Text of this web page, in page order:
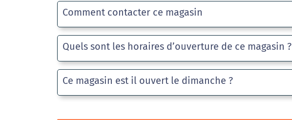
Comment contacter ce magasin
Quels sont les horaires d’ouverture de ce magasin ?
Ce magasin est il ouvert le dimanche ?